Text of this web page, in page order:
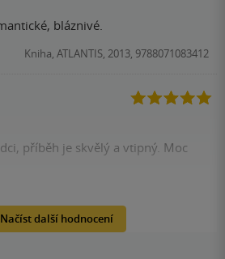
bláznivé.
Kniha, ATLANTIS, 2013, 9788071083412
příběh je skvělý a vtipný. Moc
Načíst další hodnocení